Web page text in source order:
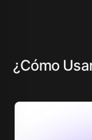
¿Cómo